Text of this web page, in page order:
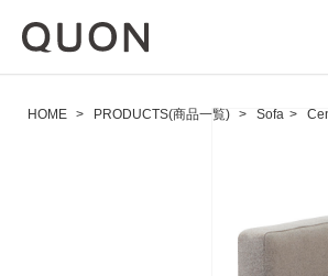
HOME > PRODUCTS(商品一覧) > Sofa >